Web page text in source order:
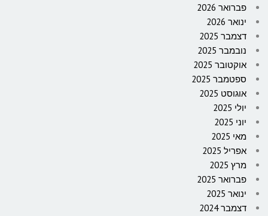
פברואר 2026
ינואר 2026
דצמבר 2025
נובמבר 2025
אוקטובר 2025
ספטמבר 2025
אוגוסט 2025
יולי 2025
יוני 2025
מאי 2025
אפריל 2025
מרץ 2025
פברואר 2025
ינואר 2025
דצמבר 2024